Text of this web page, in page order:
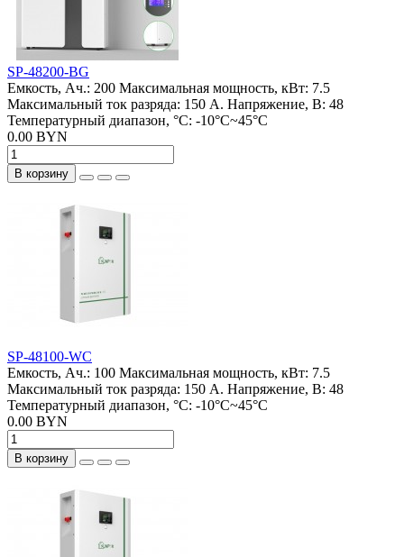
SP-48200-BG
Емкость, Ач.: 200 Максимальная мощность, кВт: 7.5
Максимальный ток разряда: 150 А. Напряжение, В: 48
Температурный диапазон, °C: -10°C~45°C
0.00 BYN
В корзину
SP-48100-WC
Емкость, Ач.: 100 Максимальная мощность, кВт: 7.5
Максимальный ток разряда: 150 А. Напряжение, В: 48
Температурный диапазон, °C: -10°C~45°C
0.00 BYN
В корзину